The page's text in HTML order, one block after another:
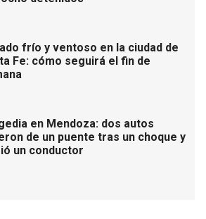
frío y ventoso en la ciudad de
Fe: cómo seguirá el fin de
en Mendoza: dos autos
de un puente tras un choque y
un conductor